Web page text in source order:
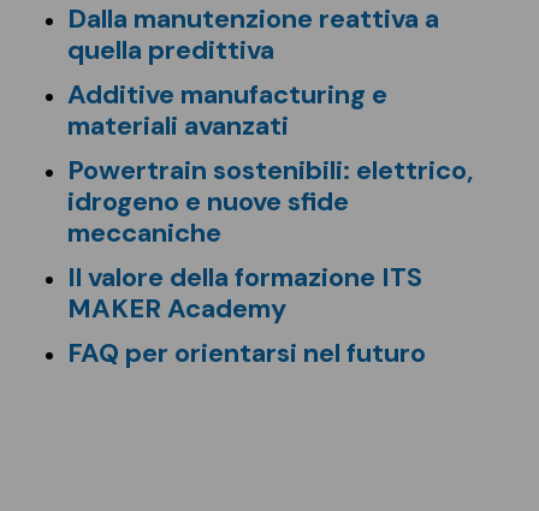
Dalla manutenzione reattiva a
quella predittiva
Additive manufacturing e
materiali avanzati
Powertrain sostenibili: elettrico,
idrogeno e nuove sfide
meccaniche
Il valore della formazione ITS
MAKER Academy
FAQ per orientarsi nel futuro